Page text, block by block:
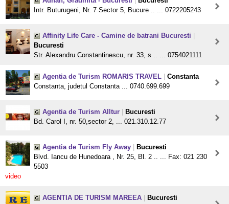
Intr. Buturugeni, Nr. 7 Sector 5, Bucure .. ... 0722205243
Affinity Life Care - Camine de batrani Bucuresti
Bucuresti
Str. Alexandru Constantinescu, nr. 33, s .. ... 0754021111
Agentia de Turism ROMARIS TRAVEL
Constanta
Constanta, judetul Constanta ... 0740.699.699
Agentia de Turism Alltur
Bucuresti
Bd. Carol I, nr. 50,sector 2, ... 021.310.12.77
Agentia de Turism Fly Away
Bucuresti
Blvd. Iancu de Hunedoara , Nr. 25, Bl. 2 .. ... Fax: 021 230
5503
video
AGENTIA DE TURISM MAREEA
Bucuresti